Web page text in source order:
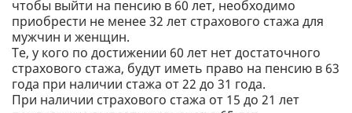
чтобы выйти на пенсию в 60 лет, необходимо
приобрести не менее 32 лет страхового стажа для
мужчин и женщин.
Те, у кого по достижении 60 лет нет достаточного
страхового стажа, будут иметь право на пенсию в 63
года при наличии стажа от 22 до 31 года.
При наличии страхового стажа от 15 до 21 лет